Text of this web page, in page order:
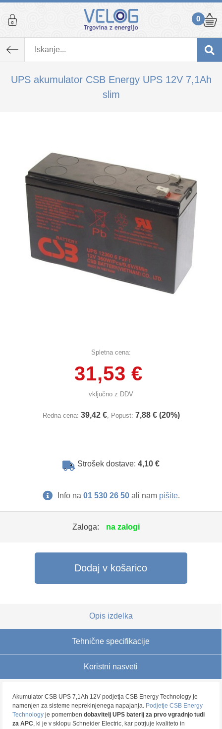
0
UPS akumulator CSB Energy UPS 12V 7,1Ah
slim
Spletna cena:
31,53 €
vključno z DDV
Redna cena: 39,42 €, Popust: 7,88 € (20%)
Strošek dostave: 4,10 €
Info na 01 530 26 50ali nam pišite.
Zaloga: na zalogi
K izdelku, ki ste ga dodali v košarico,
priporočamo tudi...
Dodaj v košarico
Opis izdelka
Tehnične specifikacije
Koristni nasveti
Akumulator CSB UPS 7,1Ah 12V podjetja CSB Energy Technology je
namenjen za sisteme neprekinjenega napajanja. Podjetje CSB Energy
Technology je pomemben dobavitelj UPS baterij za prvo vgradnjo tudi
za APC, ki je v sklopu Schneider Electric, kar potrjuje kvaliteto in